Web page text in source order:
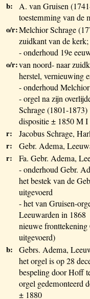
b:
A. van Gruisen
toestemming van de
o/r:Melchior Schrage
zuidkant van de
- onderhoud 19e
o/r:van noord- naar
herstel, vernieuwing
- onderhoud
- orgel na zijn
Schrage (1801-1873)
dispositie ± 1850 M
r: Jacobus Schrage,
r: Gebr. Adema,
r:
Fa. Gebr. Adema,
- onderhoud Gebr.
het bestek van de
uitgevoerd
- het van Gruisen-
Leeuwarden in 1868
nieuwe
uitgevoerd)
b:
Gebrs. Adema,
het orgel is op 28
bespeling door Hoff
orgel gedemonteerd
± 1880